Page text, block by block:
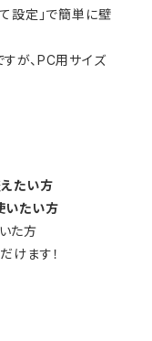
設定」で簡単に壁
が、PC用サイズ
たい方
いたい方
た方
けます！